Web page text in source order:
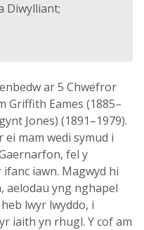
Diwylliant;
ar 5 Chwefror
Griffith Eames (1885–
Jones) (1891–1979).
mam wedi symud i
fel y
iawn. Magwyd hi
aelodau yng nghapel
lwyr lwyddo, i
iaith yn rhugl. Y cof am